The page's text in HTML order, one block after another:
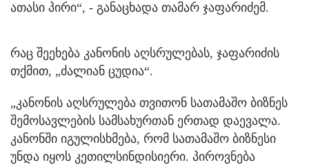
ათასი პირი“, - განაცხადა თამარ ჯაფარიძემ.
რაც შეეხება კანონის აღსრულებას, ჯაფარიძის
თქმით, „ძალიან ცუდია“.
„კანონის აღსრულება თვითონ სათამაშო ბიზნეს
შემოსავლების სამსახურთან ერთად დაევალა.
კანონში იგულისხმება, რომ სათამაშო ბიზნესი
უნდა იყოს კეთილსინდისიერი. პიროვნება